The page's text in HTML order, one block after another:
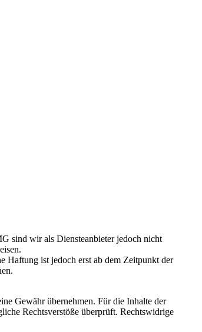
sind wir als Diensteanbieter jedoch nicht
Haftung ist jedoch erst ab dem Zeitpunkt der
Gewähr übernehmen. Für die Inhalte der
Rechtsverstöße überprüft. Rechtswidrige